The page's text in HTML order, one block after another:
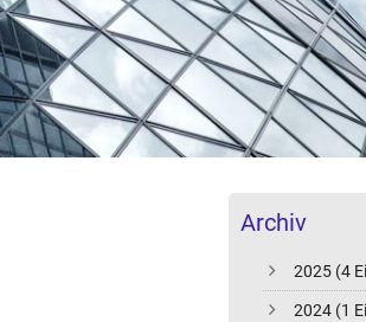
Archiv
2025 (4
2024 (1